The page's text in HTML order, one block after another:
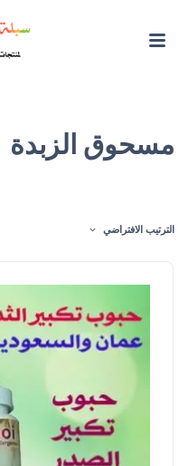
مسحوق الزبدة
الترتيب الافتراضي